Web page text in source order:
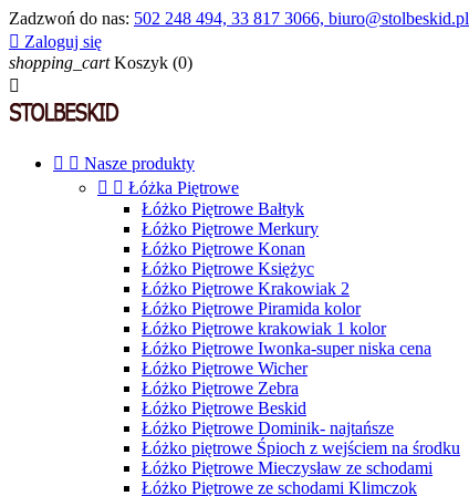
Zadzwoń do nas: 502 248 494, 33 817 3066, biuro@stolbeskid.pl
 Zaloguj się
shopping_cart Koszyk (0)

  Nasze produkty
  Łóżka Piętrowe
Łóżko Piętrowe Bałtyk
Łóżko Piętrowe Merkury
Łóżko Piętrowe Konan
Łóżko Piętrowe Księżyc
Łóżko Piętrowe Krakowiak 2
Łóżko Piętrowe Piramida kolor
Łóżko Piętrowe krakowiak 1 kolor
Łóżko Piętrowe Iwonka-super niska cena
Łóżko Piętrowe Wicher
Łóżko Piętrowe Zebra
Łóżko Piętrowe Beskid
Łóżko Piętrowe Dominik- najtańsze
Łóżko piętrowe Śpioch z wejściem na środku
Łóżko Piętrowe Mieczysław ze schodami
Łóżko Piętrowe ze schodami Klimczok